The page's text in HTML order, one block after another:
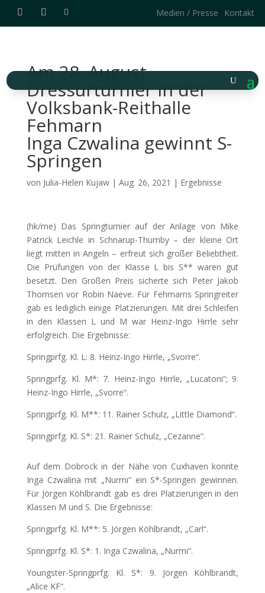
Medien / Presse Kontakt
Am 28. August
Dressurturnier in der
Volksbank-Reithalle
Fehmarn
Inga Czwalina gewinnt S-
Springen
von Julia-Helen Kujaw| Aug. 26, 2021 | Ergebnisse
(hk/me) Das Springturnier auf der Anlage von Mike
Patrick Leichle in Schnarup-Thumby – der kleine Ort
liegt mitten in Angeln – erfreut sich großer Beliebtheit.
Die Prüfungen von der Klasse L bis S** waren gut
besetzt. Den Großen Preis sicherte sich Peter Jakob
Thomsen vor Robin Naeve. Für Fehmarns Springreiter
gab es lediglich einige Platzierungen. Mit drei Schleifen
in den Klassen L und M war Heinz-Ingo Hirrle sehr
erfolgreich. Die Ergebnisse:
Springprfg. Kl. L: 8. Heinz-Ingo Hirrle, „Svorre“.
Springprfg. Kl. M*: 7. Heinz-Ingo Hirrle, „Lucatoni“; 9.
Heinz-Ingo Hirrle, „Svorre“.
Springprfg. Kl. M**: 11. Rainer Schulz, „Little Diamond“.
Springprfg. Kl. S*: 21. Rainer Schulz, „Cezanne“.
Auf dem Dobrock in der Nähe von Cuxhaven konnte
Inga Czwalina mit „Nurmi“ ein S*-Springen gewinnen.
Für Jörgen Köhlbrandt gab es drei Platzierungen in den
Klassen M und S. Die Ergebnisse:
Springprfg. Kl. M**: 5. Jörgen Köhlbrandt, „Carl“.
Springprfg. Kl. S*: 1. Inga Czwalina, „Nurmi“.
Youngster-Springprfg. Kl. S*: 9. Jörgen Köhlbrandt,
„Alice KF“.